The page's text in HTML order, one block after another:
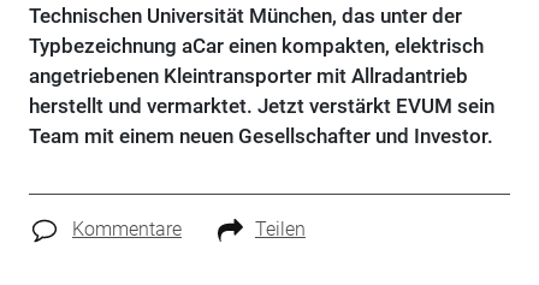
Technischen Universität München, das unter der
Typbezeichnung aCar einen kompakten, elektrisch
angetriebenen Kleintransporter mit Allradantrieb
herstellt und vermarktet. Jetzt verstärkt EVUM sein
Team mit einem neuen Gesellschafter und Investor.
Kommentare Teilen